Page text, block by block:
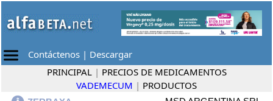
Contáctenos | Descargar
PRINCIPAL | PRECIOS DE MEDICAMENTOS
VADEMECUM | PRODUCTOS